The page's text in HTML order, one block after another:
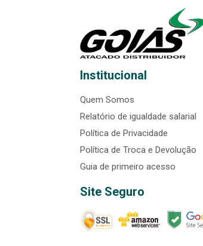
Institucional
Quem Somos
Relatório de igualdade salarial
Política de Privacidade
Política de Troca e Devolução
Guia de primeiro acesso
Site Seguro